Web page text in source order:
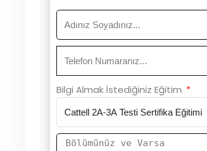
Bilgi Almak İstediğiniz Eğitim